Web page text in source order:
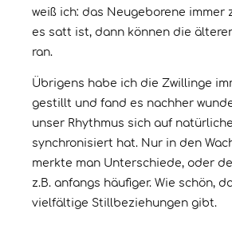
weiß ich: das Neugeborene immer
es satt ist, dann können die
ran.
Übrigens habe ich die Zwillinge
gestillt und fand es nachher
unser Rhythmus sich auf
synchronisiert hat. Nur in den
merkte man Unterschiede, oder
z.B. anfangs häufiger. Wie schön,
vielfältige Stillbeziehungen gibt.